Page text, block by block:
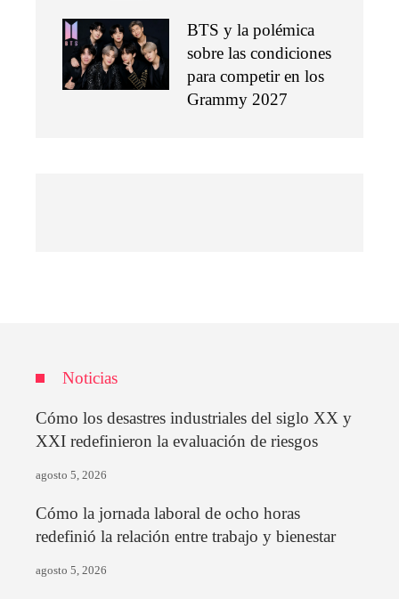
BTS y la polémica
sobre las condiciones
para competir en los
Grammy 2027
Noticias
Cómo los desastres industriales del siglo XX y
XXI redefinieron la evaluación de riesgos
agosto 5, 2026
Cómo la jornada laboral de ocho horas
redefinió la relación entre trabajo y bienestar
agosto 5, 2026